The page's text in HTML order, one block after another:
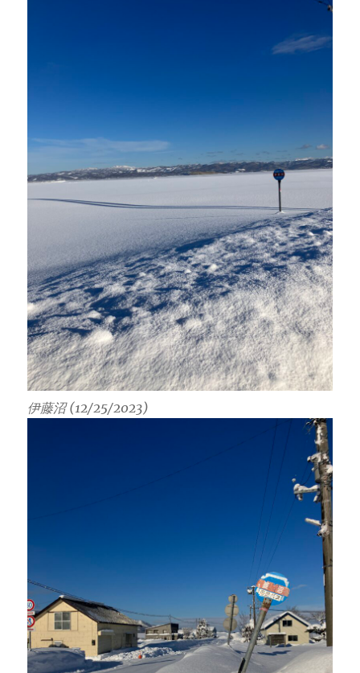
伊藤沼 (12/25/2023)